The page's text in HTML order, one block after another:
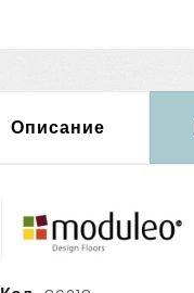
Описание